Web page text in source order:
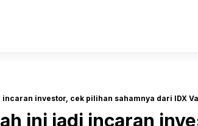
investor, cek pilihan sahamnya dari IDX
ini jadi incaran